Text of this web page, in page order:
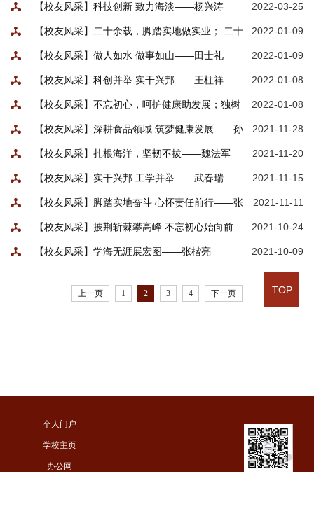
2022-03-25
【校友风采】科技创新 致力海淡——杨兴涛
2022-01-09
【校友风采】二十余载，脚踏实地做实业； 二十
余载，展望未来谋创新——闫久智 2022-01-09
【校友风采】做人如水 做事如山——田士礼
2022-01-08
【校友风采】科创并举 实干兴邦——王柱祥
2022-01-08
【校友风采】不忘初心，呵护健康助发展；独树
一帜，制药研发创佳绩——郭颀然 2021-11-28
【校友风采】深耕食品领域 筑梦健康发展——孙
冀平 2021-11-20
【校友风采】扎根海洋，坚韧不拔——魏法军
2021-11-15
【校友风采】实干兴邦 工学并举——武春瑞
2021-11-11
【校友风采】脚踏实地奋斗 心怀责任前行——张
庆 2021-10-24
【校友风采】披荆斩棘攀高峰 不忘初心始向前
——尚书勇 2021-10-09
【校友风采】学海无涯展宏图——张楷亮
上一页 1 2 3 4 下一页
个人门户
学校主页
办公网
TOP